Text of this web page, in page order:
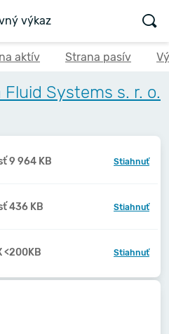
výkaz
aktív Strana pasív
Systems s. r. o.
9 964 KB Stiahnuť
436 KB Stiahnuť
<200KB Stiahnuť